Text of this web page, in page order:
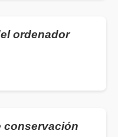
ordenador
conservación